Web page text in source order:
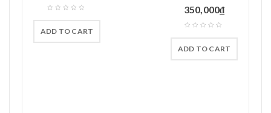
ADD TO CART
350,000₫
ADD TO CART